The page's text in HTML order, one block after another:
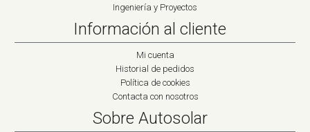
Ingeniería y Proyectos
Información al cliente
Mi cuenta
Historial de pedidos
Política de cookies
Contacta con nosotros
Sobre Autosolar